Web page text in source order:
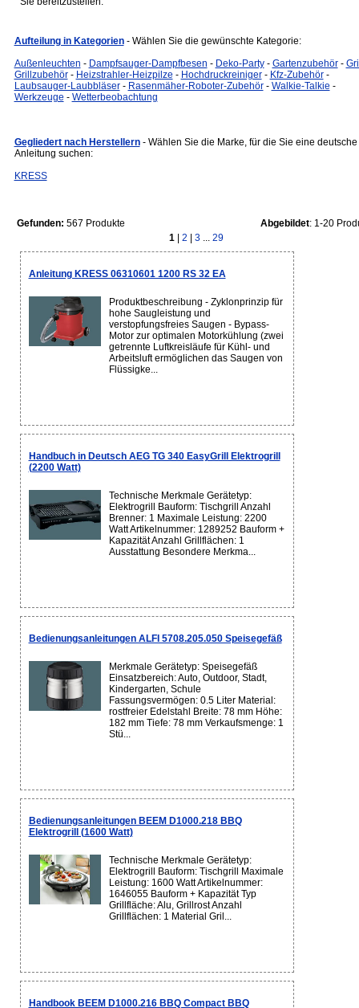
Aufteilung in Kategorien - Wählen Sie die gewünschte Kategorie:
Außenleuchten - Dampfsauger-Dampfbesen - Deko-Party- Gartenzubehör-
Grillzubehör- Heizstrahler-Heizpilze - Hochdruckreiniger- Kfz-Zubehör-
Laubsauger-Laubbläser- Rasenmäher-Roboter-Zubehör- Walkie-Talkie -
Werkzeuge - Wetterbeobachtung
Gegliedert nach Herstellern - Wählen Sie die Marke, für die Sie eine deutsche
Anleitung suchen:
KRESS
Gefunden: 567 Produkte Abgebildet: 1-20
1
2 3... 29
Anleitung KRESS 06310601 1200 RS 32 EA
Produktbeschreibung - Zyklonprinzip für
hohe Saugleistung und
verstopfungsfreies Saugen - Bypass-
Motor zur optimalen Motorkühlung (zwei
getrennte Luftkreisläufe für Kühl- und
Arbeitsluft ermöglichen das Saugen von
Flüssigke...
Handbuch in Deutsch AEG TG 340 EasyGrill Elektrogrill
(2200 Watt)
Technische Merkmale Gerätetyp:
Elektrogrill Bauform: Tischgrill Anzahl
Brenner: 1 Maximale Leistung: 2200
Watt Artikelnummer: 1289252 Bauform +
Kapazität Anzahl Grillflächen: 1
Ausstattung Besondere Merkma...
Bedienungsanleitungen ALFI 5708.205.050 Speisegefäß
Merkmale Gerätetyp: Speisegefäß
Einsatzbereich: Auto, Outdoor, Stadt,
Kindergarten, Schule
Fassungsvermögen: 0.5 Liter Material:
rostfreier Edelstahl Breite: 78 mm Höhe:
182 mm Tiefe: 78 mm Verkaufsmenge: 1
Stü...
Bedienungsanleitungen BEEM D1000.218 BBQ
Elektrogrill (1600 Watt)
Technische Merkmale Gerätetyp:
Elektrogrill Bauform: Tischgrill Maximale
Leistung: 1600 Watt Artikelnummer:
1646055 Bauform + Kapazität Typ
Grillfläche: Alu, Grillrost Anzahl
Grillflächen: 1 Material Gril...
Handbook BEEM D1000.216 BBQ Compact BBQ